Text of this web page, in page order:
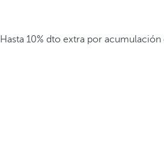
Hasta 10% dto extra por acumulación